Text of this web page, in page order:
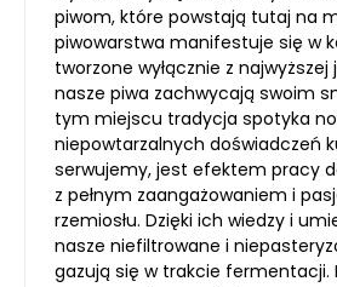
piwom, które powstają tutaj na
piwowarstwa manifestuje się w
tworzone wyłącznie z
nasze piwa zachwycają swoim
tym miejscu tradycja spotyka
niepowtarzalnych doświadczeń
serwujemy, jest efektem pracy
z pełnym zaangażowaniem i
rzemiosłu. Dzięki ich wiedzy i
nasze niefiltrowane i
gazują się w trakcie fermentacji.